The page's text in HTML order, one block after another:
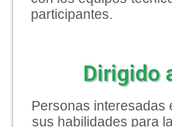
participantes.
Dirigido
Personas interesadas
sus habilidades para